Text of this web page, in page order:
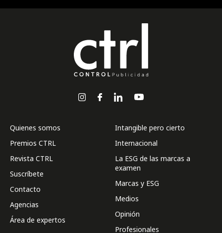
Quienes somos
Premios CTRL
Revista CTRL
Suscríbete
Contacto
Agencias
Área de expertos
Intangible pero cierto
Internacional
La ESG de las marcas a
examen
Marcas y ESG
Medios
Opinión
Profesionales